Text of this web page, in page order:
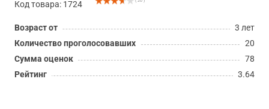
Код товара: 1724
Возраст от
3 лет
Количество проголосовавших
20
Сумма оценок
78
Рейтинг
3.64